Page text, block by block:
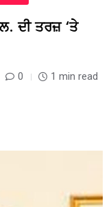
ਦੀ ਤਰਜ਼ ‘ਤੇ
0 1 min read